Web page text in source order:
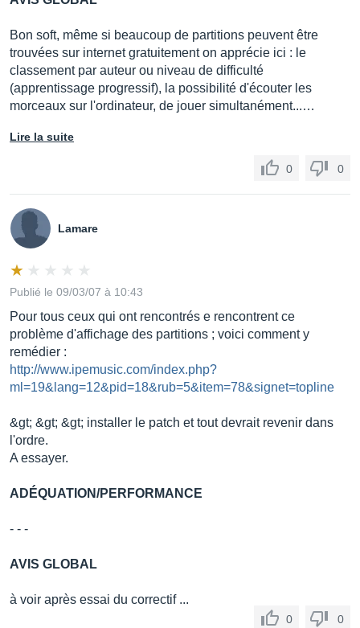
Bon soft, même si beaucoup de partitions peuvent être
trouvées sur internet gratuitement on apprécie ici : le
classement par auteur ou niveau de difficulté
(apprentissage progressif), la possibilité d'écouter les
morceaux sur l'ordinateur, de jouer simultanément...…
Lire la suite
0 0
Lamare
Publié le 09/03/07 à 10:43
Pour tous ceux qui ont rencontrés e rencontrent ce
problème d'affichage des partitions ; voici comment y
remédier :
http://www.ipemusic.com/index.php?
ml=19&lang=12&pid=18&rub=5&item=78&signet=topline
&gt; &gt; &gt; installer le patch et tout devrait revenir dans
l'ordre.
A essayer.
ADÉQUATION/PERFORMANCE
- - -
AVIS GLOBAL
à voir après essai du correctif ...
0 0